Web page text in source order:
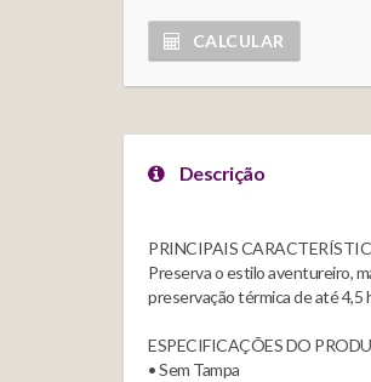
CALCULAR
Descrição
PRINCIPAIS
Preserva o estilo aventureiro,
preservação térmica de até 4,5
ESPECIFICAÇÕES DO
• Sem Tampa